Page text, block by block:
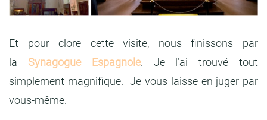
Et pour clore cette visite, nous finissons par
la Synagogue Espagnole. Je l’ai trouvé tout
simplement magnifique. Je vous laisse en juger par
vous-même.